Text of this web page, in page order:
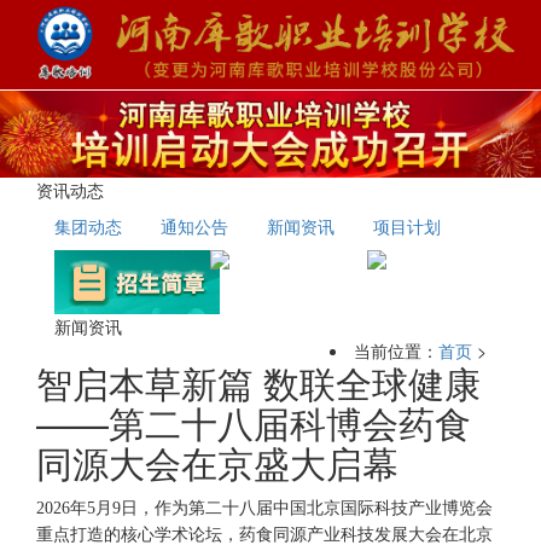
资讯动态
集团动态
通知公告 新闻资讯 项目计划
新闻资讯
当前位置： 首页 >
智启本草新篇 数联全球健康
——第二十八届科博会药食
同源大会在京盛大启幕
2026年5月9日，作为第二十八届中国北京国际科技产业博览会
重点打造的核心学术论坛，药食同源产业科技发展大会在北京